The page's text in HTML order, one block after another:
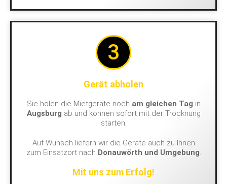
3
Gerät abholen
Sie holen die Mietgeräte noch am gleichen Tag in
Augsburg ab und können sofort mit der Trocknung
starten.
Auf Wunsch liefern wir die Geräte auch zu Ihnen
zum Einsatzort nach Donauwörth und Umgebung.
Mit uns zum Erfolg!